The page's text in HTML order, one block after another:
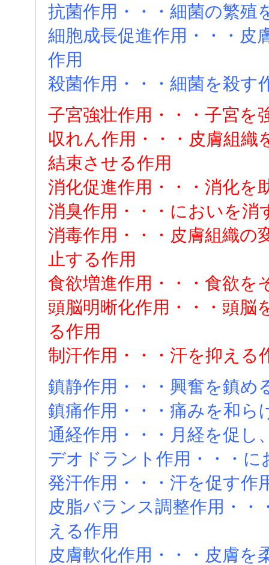
抗菌作用・・・細菌の繁殖
細胞成長促進作用・・・皮
作用
殺菌作用・・・細菌を殺す
子宮強壮作用・・・子宮を
収れん作用・・・皮膚組織
結束させる作用
消化促進作用・・・消化を
消臭作用・・・においを消
消毒作用・・・皮膚組織の
止する作用
食欲増進作用・・・食欲を
頭脳明晰化作用・・・頭脳
る作用
制汗作用・・・汗を抑える
鎮静作用・・・興奮を鎮め
鎮痛作用・・・痛みを和ら
通経作用・・・月経を促し
デオドラント作用・・・に
発汗作用・・・汗を促す作
皮脂バランス調整作用・・
える作用
皮膚軟化作用・・・皮膚を